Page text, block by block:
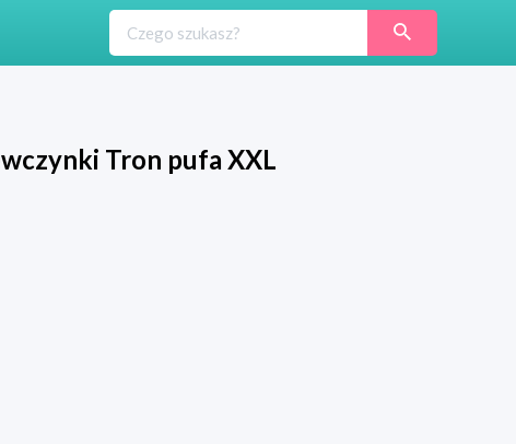
Tron pufa XXL